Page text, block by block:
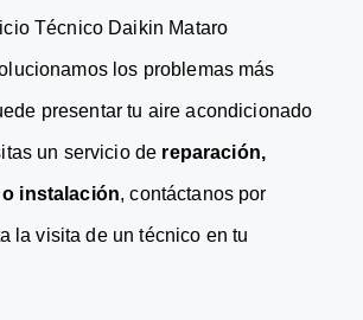
Técnico Daikin Mataro
los problemas más
presentar tu aire acondicionado
un servicio de reparación,
instalación, contáctanos por
la visita de un técnico en tu